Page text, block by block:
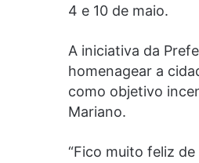
4 e 10 de maio.
A iniciativa da
homenagear a
como objetivo
Mariano.
“Fico muito feliz